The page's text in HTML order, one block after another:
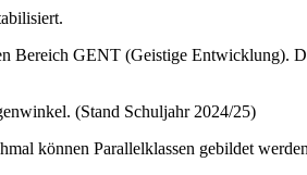
Bereich GENT (Geistige Entwicklung).
(Stand Schuljahr 2024/25)
können Parallelklassen gebildet